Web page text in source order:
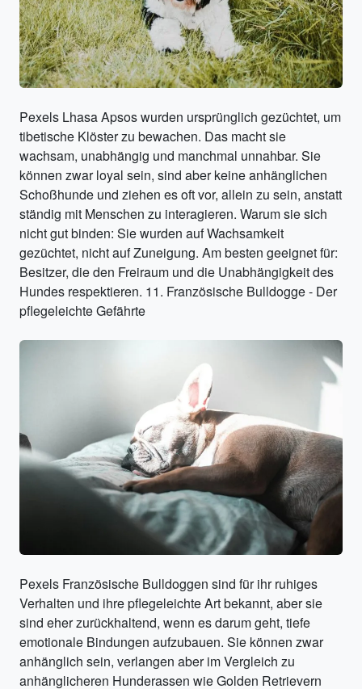
Pexels Lhasa Apsos wurden ursprünglich gezüchtet, um
tibetische Klöster zu bewachen. Das macht sie
wachsam, unabhängig und manchmal unnahbar. Sie
können zwar loyal sein, sind aber keine anhänglichen
Schoßhunde und ziehen es oft vor, allein zu sein, anstatt
ständig mit Menschen zu interagieren. Warum sie sich
nicht gut binden: Sie wurden auf Wachsamkeit
gezüchtet, nicht auf Zuneigung. Am besten geeignet für:
Besitzer, die den Freiraum und die Unabhängigkeit des
Hundes respektieren. 11. Französische Bulldogge - Der
pflegeleichte Gefährte
Pexels Französische Bulldoggen sind für ihr ruhiges
Verhalten und ihre pflegeleichte Art bekannt, aber sie
sind eher zurückhaltend, wenn es darum geht, tiefe
emotionale Bindungen aufzubauen. Sie können zwar
anhänglich sein, verlangen aber im Vergleich zu
anhänglicheren Hunderassen wie Golden Retrievern